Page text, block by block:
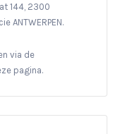
144, 2300
ANTWERPEN.
via de
pagina.